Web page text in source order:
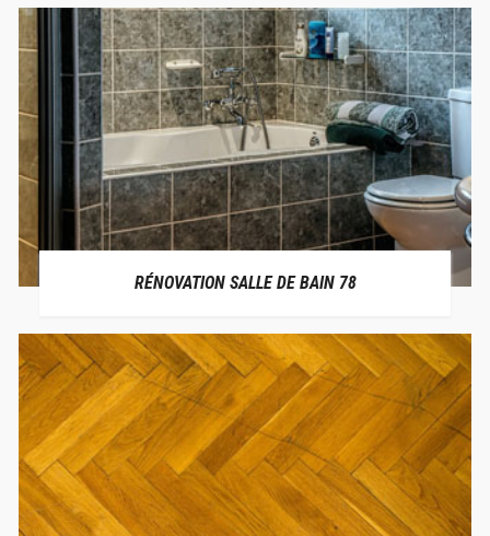
RÉNOVATION SALLE DE BAIN 78